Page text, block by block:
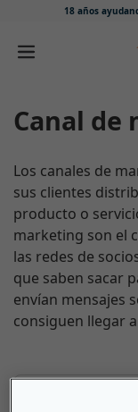
18 años
Ir directamente
Canal
Los canales de
sus clientes
producto o
marketing son el
las redes de
que saben sacar
envían mensajes
consiguen llegar